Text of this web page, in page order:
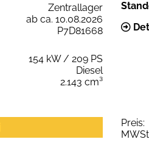
Zentrallager
ab ca. 10.08.2026
P7D81668
154 kW / 209 PS
Diesel
2.143 cm³
Preis: